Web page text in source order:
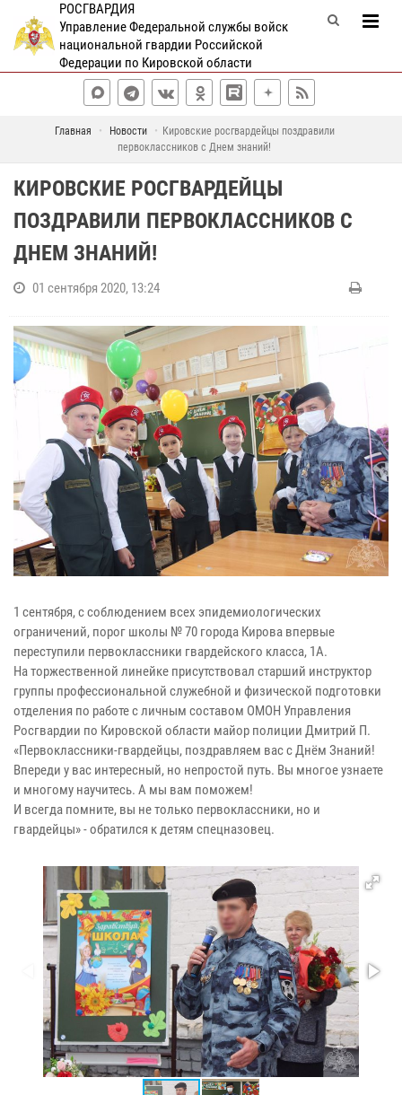
РОСГВАРДИЯ
Управление Федеральной службы войск
национальной гвардии Российской
Федерации по Кировской области
Главная Новости
Кировские росгвардейцы поздравили
первоклассников с Днем знаний!
КИРОВСКИЕ РОСГВАРДЕЙЦЫ
ПОЗДРАВИЛИ ПЕРВОКЛАССНИКОВ С
ДНЕМ ЗНАНИЙ!
01 сентября 2020, 13:24
1 сентября, с соблюдением всех эпидемиологических
ограничений, порог школы № 70 города Кирова впервые
переступили первоклассники гвардейского класса, 1А.
На торжественной линейке присутствовал старший инструктор
группы профессиональной служебной и физической подготовки
отделения по работе с личным составом ОМОН Управления
Росгвардии по Кировской области майор полиции Дмитрий П.
«Первоклассники-гвардейцы, поздравляем вас с Днём Знаний!
Впереди у вас интересный, но непростой путь. Вы многое узнаете
и многому научитесь. А мы вам поможем!
И всегда помните, вы не только первоклассники, но и
гвардейцы» - обратился к детям спецназовец.